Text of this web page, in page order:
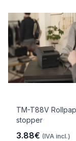
TM-T88V
stopper
3.88€ (IVA incl.)